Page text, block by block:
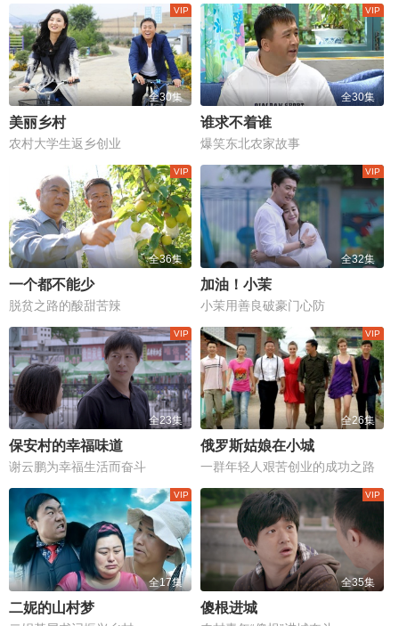
全30集
美丽乡村
农村大学生返乡创业
全30集
谁求不着谁
爆笑东北农家故事
全36集
一个都不能少
脱贫之路的酸甜苦辣
全32集
加油！小茉
小茉用善良破豪门心防
全23集
保安村的幸福味道
谢云鹏为幸福生活而奋斗
全26集
俄罗斯姑娘在小城
一群年轻人艰苦创业的成功之路
全17集
二妮的山村梦
全35集
傻根进城